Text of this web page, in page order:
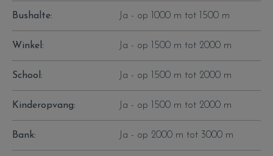
Bushalte: Ja - op 1000 m tot 1500 m
Winkel: Ja - op 1500 m tot 2000 m
School: Ja - op 1500 m tot 2000 m
Kinderopvang: Ja - op 1500 m tot 2000 m
Bank: Ja - op 2000 m tot 3000 m